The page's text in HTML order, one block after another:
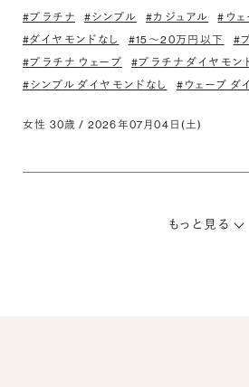
#プラチナ #シンプル #カジュアル #ウェ
#ダイヤモンドなし
#15〜20万円以下
#
#プラチナ ウェーブ
#プラチナ ダイヤモン
#シンプル ダイヤモンドなし
#ウェーブ ダ
女性 30歳 / 2026年07月04日(土)
もっと見る